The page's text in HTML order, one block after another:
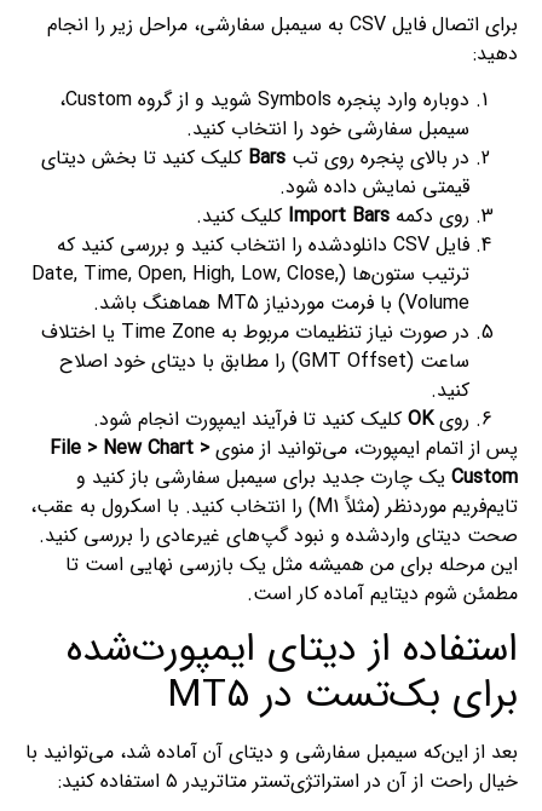
برای اتصال فایل CSV به سیمبل سفارشی، مراحل زیر را انجام
دهید:
دوباره وارد پنجره Symbols شوید و از گروه Custom،
سیمبل سفارشی خود را انتخاب کنید.
در بالای پنجره روی تب Bars کلیک کنید تا بخش دیتای
قیمتی نمایش داده شود.
روی دکمه Import Bars کلیک کنید.
فایل CSV دانلودشده را انتخاب کنید و بررسی کنید که
ترتیب ستون‌ها (Date, Time, Open, High, Low, Close,
Volume) با فرمت موردنیاز MT5 هماهنگ باشد.
در صورت نیاز تنظیمات مربوط به Time Zone یا اختلاف
ساعت (GMT Offset) را مطابق با دیتای خود اصلاح
کنید.
رویOK کلیک کنید تا فرآیند ایمپورت انجام شود.
پس از اتمام ایمپورت، می‌توانید از منویFile > New Chart >
Custom یک چارت جدید برای سیمبل سفارشی باز کنید و
تایم‌فریم موردنظر (مثلاً M1) را انتخاب کنید. با اسکرول به عقب،
صحت دیتای واردشده و نبود گپ‌های غیرعادی را بررسی کنید.
این مرحله برای من همیشه مثل یک بازرسی نهایی است تا
مطمئن شوم دیتایم آماده کار است.
استفاده از دیتای ایمپورت‌شده
برای بک‌تست در MT5
بعد از این‌که سیمبل سفارشی و دیتای آن آماده شد، می‌توانید با
خیال راحت از آن در استراتژی‌تستر متاتریدر ۵ استفاده کنید: